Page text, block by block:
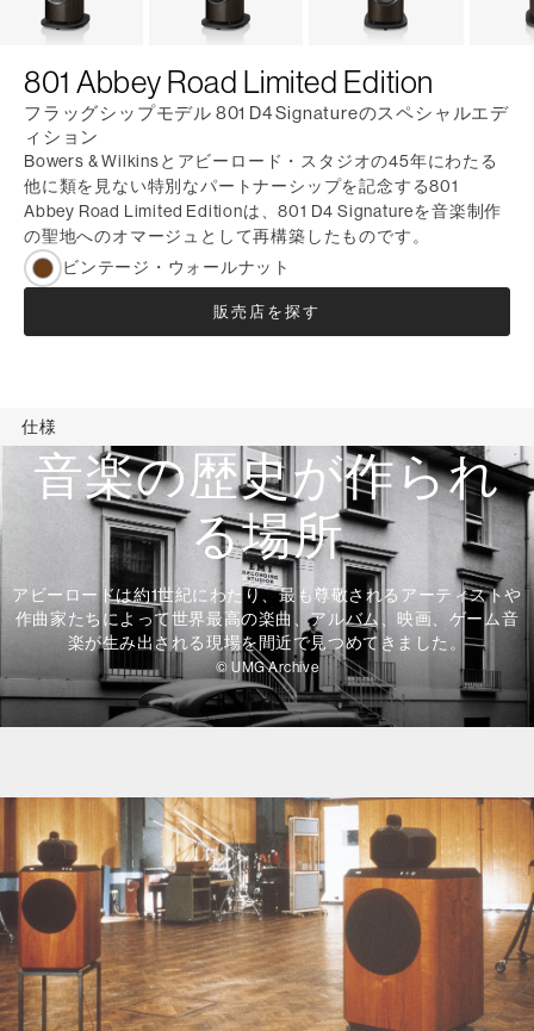
801 Abbey Road Limited Edition
フラッグシップモデル 801 D4 Signatureのスペシャルエデ
ィション
Bowers & Wilkinsとアビーロード・スタジオの45年にわたる
他に類を見ない特別なパートナーシップを記念する801
Abbey Road Limited Editionは、801 D4 Signatureを音楽制作
の聖地へのオマージュとして再構築したものです。
ビンテージ・ウォールナット
販売店を探す
仕様
音楽の歴史が作られ
る場所
アビーロードは約1世紀にわたり、最も尊敬されるアーティストや
作曲家たちによって世界最高の楽曲、アルバム、映画、ゲーム音
楽が生み出される現場を間近で見つめてきました。
© UMG Archive